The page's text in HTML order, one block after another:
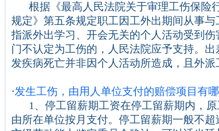
根据《最高人民法院关于审理工伤保险
规定》第五条规定职工因工外出期间从事
指派外出学习、开会无关的个人活动受到
门不认定为工伤的，人民法院应予支持。
发疾病死亡并非因个人活动所造成，且外派
·发生工伤，由用人单位支付的赔偿项目有
1、停工留薪期工资在停工留薪期内，原
由所在单位按月支付。停工留薪期一般不